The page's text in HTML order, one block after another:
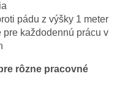
pádu z výšky 1 meter
pre každodennú prácu v
rôzne pracovné